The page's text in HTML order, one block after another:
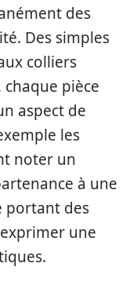
des
Des simples
colliers
chaque pièce
aspect de
les
noter un
à une
portant des
une